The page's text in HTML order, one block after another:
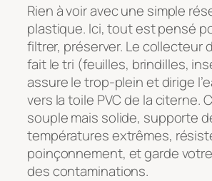
Rien à voir avec une simple
plastique. Ici, tout est pensé
filtrer, préserver. Le collecteur
fait le tri (feuilles, brindilles,
assure le trop-plein et dirige
vers la toile PVC de la citerne.
souple mais solide, supporte
températures extrêmes,
poinçonnement, et garde votre
des contaminations.